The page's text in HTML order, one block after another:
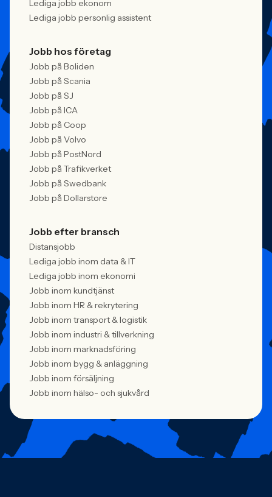
Lediga jobb ekonom
Lediga jobb personlig assistent
Jobb hos företag
Jobb på Boliden
Jobb på Scania
Jobb på SJ
Jobb på ICA
Jobb på Coop
Jobb på Volvo
Jobb på PostNord
Jobb på Trafikverket
Jobb på Swedbank
Jobb på Dollarstore
Jobb efter bransch
Distansjobb
Lediga jobb inom data & IT
Lediga jobb inom ekonomi
Jobb inom kundtjänst
Jobb inom HR & rekrytering
Jobb inom transport & logistik
Jobb inom industri & tillverkning
Jobb inom marknadsföring
Jobb inom bygg & anläggning
Jobb inom försäljning
Jobb inom hälso- och sjukvård